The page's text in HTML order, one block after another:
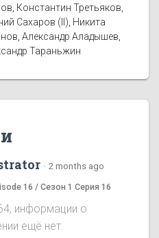
Константин Третьяков,
Сахаров (II), Никита
Александр Аладышев,
Тараньжин
· 2 months ago
16 / Сезон 1 Серия 16
информации о
ещё нет.